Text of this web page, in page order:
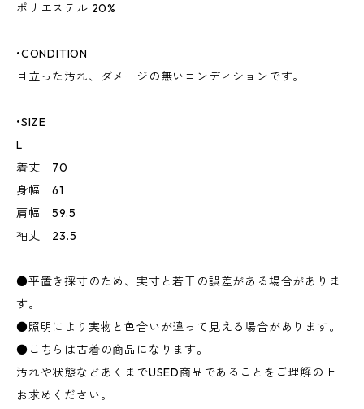
ポリエステル 20%
•CONDITION
目立った汚れ、ダメージの無いコンディションです。
•SIZE
L
着丈 70
身幅 61
肩幅 59.5
袖丈 23.5
●平置き採寸のため、実寸と若干の誤差がある場合がありま
す。
●照明により実物と色合いが違って見える場合があります。
●こちらは古着の商品になります。
汚れや状態などあくまでUSED商品であることをご理解の上
お求めください。